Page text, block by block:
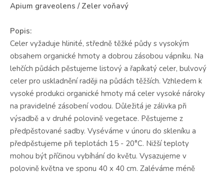
Apium graveolens / Zeler voňavý
Popis:
Celer vyžaduje hlinité, středně těžké půdy s vysokým
obsahem organické hmoty a dobrou zásobou vápníku. Na
lehčích půdách pěstujeme listový a řapíkatý celer, bulvový
celer pro uskladnění raději na půdách těžších. Vzhledem k
vysoké produkci organické hmoty má celer vysoké nároky
na pravidelné zásobení vodou. Důležitá je zálivka při
výsadbě a v druhé polovině vegetace. Pěstujeme z
předpěstované sadby. Vyséváme v únoru do skleníku a
předpěstujeme při teplotách 15 - 20°C. Nižší teploty
mohou být příčinou vybíhání do květu. Vysazujeme v
polovině května ve sponu 40 x 40 cm. Zaléváme méně